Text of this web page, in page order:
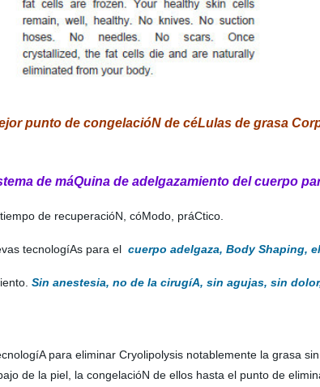
punto de congelacióN de céLulas de grasa
de máQuina de adelgazamiento del cuerpo
de recuperacióN, cóModo, práCtico.
tecnologíAs para el cuerpo adelgaza, Body Shaping,
Sin anestesia, no de la cirugíA, sin agujas, sin
para eliminar Cryolipolysis notablemente la grasa
de la piel, la congelacióN de ellos hasta el punto de